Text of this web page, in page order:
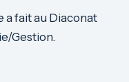
a fait au Diaconat
Gestion.